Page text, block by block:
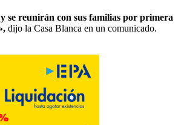
se reunirán con sus familias por primera
dijo la Casa Blanca en un comunicado.